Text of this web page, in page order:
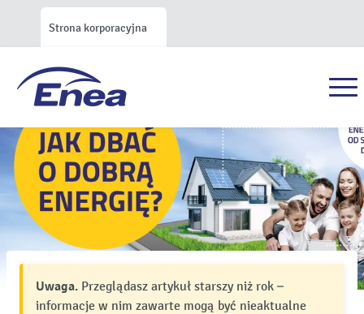
Strona korporacyjna
Uwaga. Przeglądasz artykuł starszy niż rok –
informacje w nim zawarte mogą być nieaktualne